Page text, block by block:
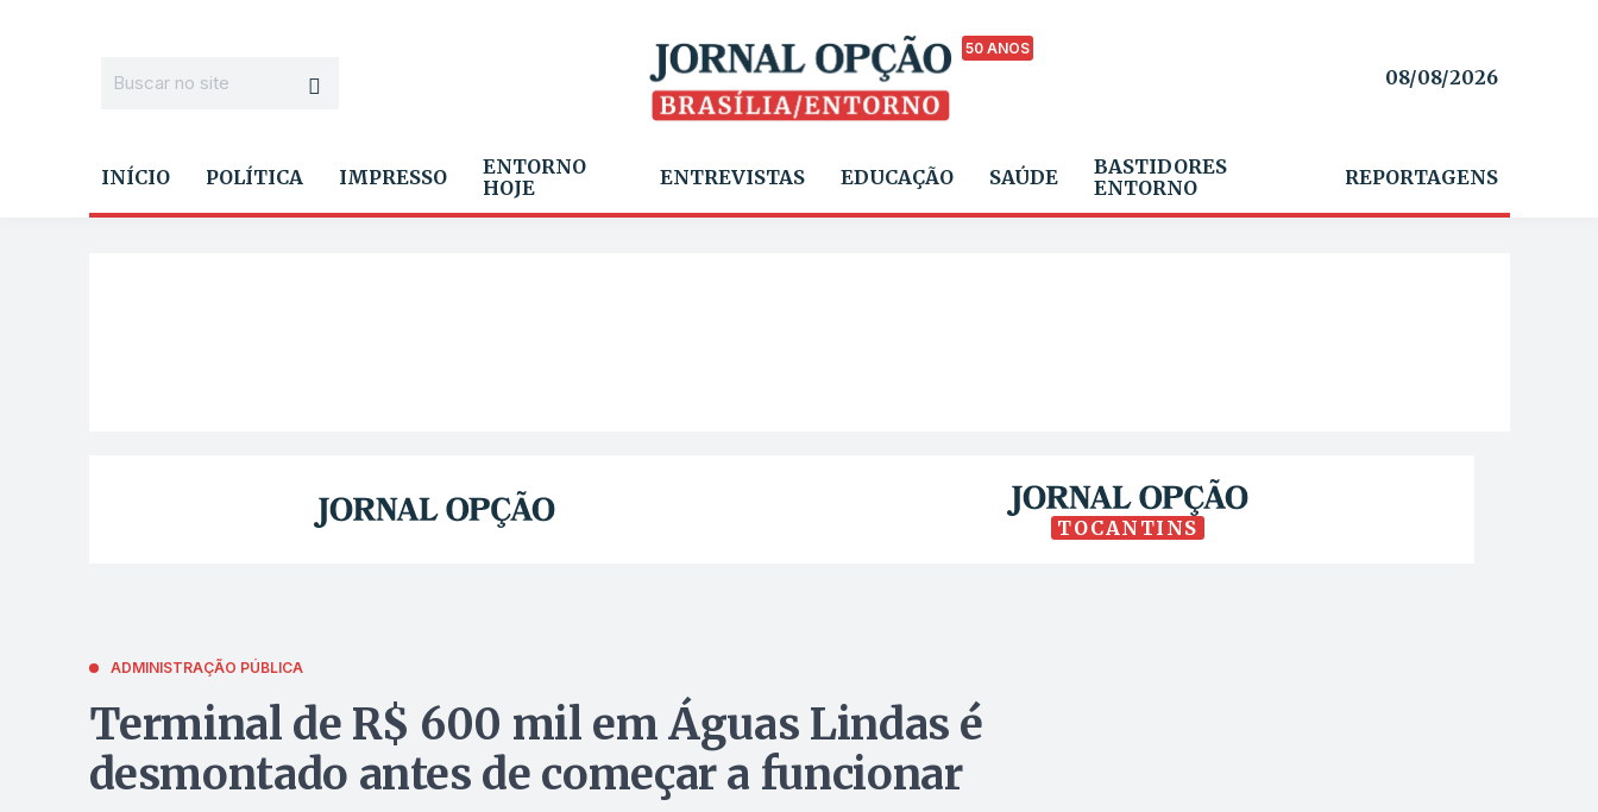
50 ANOS
08/08/2026
INÍCIO POLÍTICA IMPRESSO
ENTORNO
HOJE
ENTREVISTAS EDUCAÇÃO SAÚDE
BASTIDORES
ENTORNO
REPORTAGENS
TOCANTINS
ADMINISTRAÇÃO PÚBLICA
Terminal de R$ 600 mil em Águas Lindas é
desmontado antes de começar a funcionar